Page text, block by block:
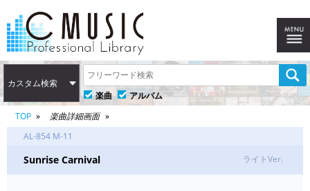
カスタム検索
楽曲
アルバム
TOP
楽曲詳細画面
AL-854 M-11
Sunrise Carnival ライトVer.